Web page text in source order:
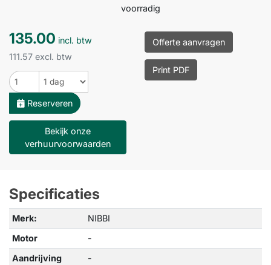
voorradig
135.00 incl. btw
111.57 excl. btw
Reserveren
Bekijk onze
verhuurvoorwaarden
Offerte aanvragen
Print PDF
Specificaties
Merk:
NIBBI
Motor
-
Aandrijving
-